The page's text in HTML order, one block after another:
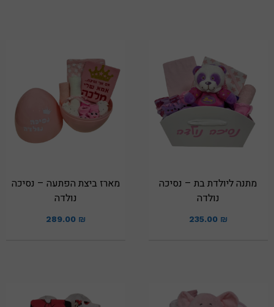
מתנה ליולדת בת – נסיכה
נולדה
235.00 ₪
מארז ביצת הפתעה – נסיכה
נולדה
289.00 ₪